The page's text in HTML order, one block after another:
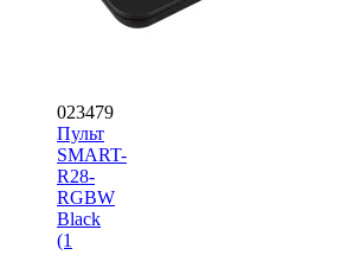
023479
Пульт
SMART-
R28-
RGBW
Black
(1